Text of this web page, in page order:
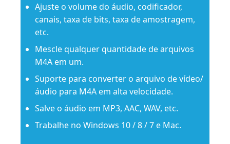
Ajuste o volume do áudio, codificador,
canais, taxa de bits, taxa de amostragem,
etc.
Mescle qualquer quantidade de arquivos
M4A em um.
Suporte para converter o arquivo de vídeo/
áudio para M4A em alta velocidade.
Salve o áudio em MP3, AAC, WAV, etc.
Trabalhe no Windows 10 / 8 / 7 e Mac.